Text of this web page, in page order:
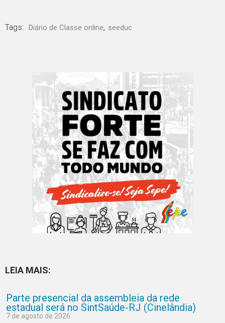
Tags: Diário de Classe online, seeduc
LEIA MAIS:
Parte presencial da assembleia da rede
estadual será no SintSaúde-RJ (Cinelândia)
7 de agosto de 2026